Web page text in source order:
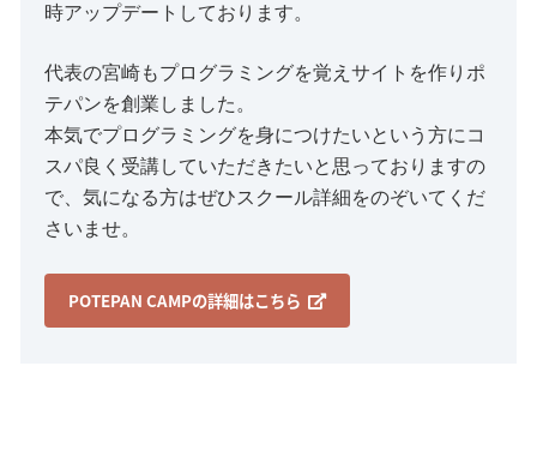
時アップデートしております。
代表の宮崎もプログラミングを覚えサイトを作りポ
テパンを創業しました。
本気でプログラミングを身につけたいという方にコ
スパ良く受講していただきたいと思っておりますの
で、気になる方はぜひスクール詳細をのぞいてくだ
さいませ。
POTEPAN CAMPの詳細はこちら